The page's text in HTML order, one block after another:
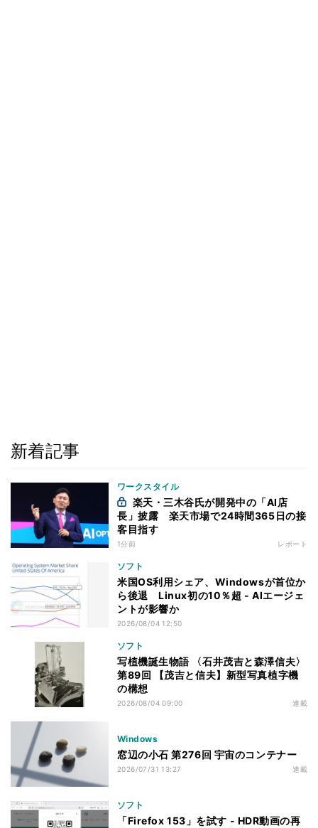
新着記事
ワークスタイル
長」披露 楽天市場で24時間365日の接
客目指す
1分前 レポート
ソフト
米国OS利用シェア、Windowsが首位か
ら後退 Linux初の10％超 - AIエージェ
ントが影響か
2026/08/04 12:50
ソフト
写植機誕生物語 〈石井茂吉と森澤信夫〉
第89回 【茂吉と信夫】新型写真植字機
の構想
2026/08/04 09:00 連載
Windows
窓辺の小石 第276回 宇宙のコンテナー
2026/07/31 13:27 連載
ソフト
「Firefox 153」を試す - HDR動画の再